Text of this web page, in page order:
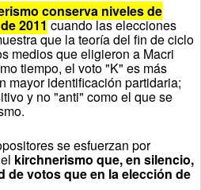
conserva niveles de
2011cuando las elecciones
que la teoría del fin de ciclo
medios que eligieron a Macri
tiempo, el voto "K" es más
mayor identificación partidaria;
y no "anti" como el que se
se esfuerzan por
kirchnerismo que, en silencio,
de votos que en la elección de